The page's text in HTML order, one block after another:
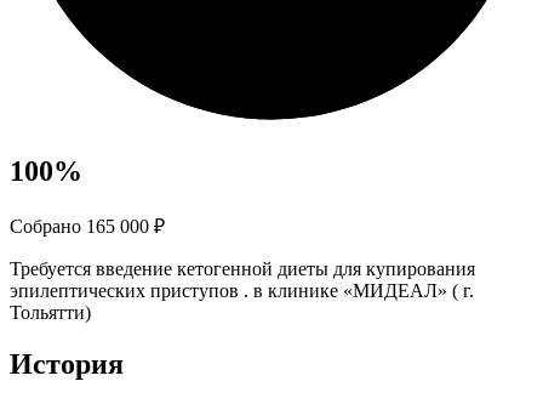
100%
Собрано 165 000 ₽
Требуется введение кетогенной диеты для купирования
эпилептических приступов . в клинике «МИДЕАЛ» ( г.
Тольятти)
История